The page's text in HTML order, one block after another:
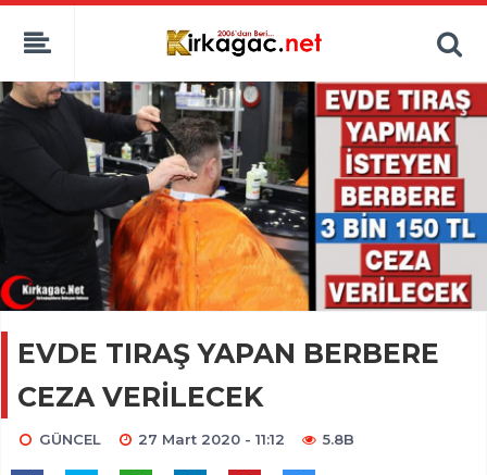
EVDE TIRAŞ YAPAN BERBERE
CEZA VERİLECEK
GÜNCEL 27 Mart 2020 - 11:12 5.8B